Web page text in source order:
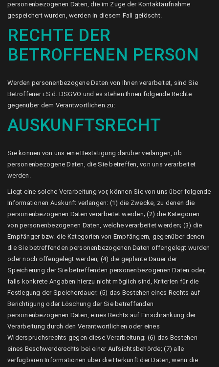
personenbezogenen Daten, die im Zuge der Kontaktaufnahme
gespeichert wurden, werden in diesem Fall gelöscht.
RECHTE DER
BETROFFENEN PERSON
Werden personenbezogene Daten von Ihnen verarbeitet, sind Sie
Betroffener i.S.d. DSGVO und es stehen Ihnen folgende Rechte
gegenüber dem Verantwortlichen zu:
AUSKUNFTSRECHT
Sie können von uns eine Bestätigung darüber verlangen, ob
personenbezogene Daten, die Sie betreffen, von uns verarbeitet
werden.
Liegt eine solche Verarbeitung vor, können Sie von uns über folgende
Informationen Auskunft verlangen: (1) die Zwecke, zu denen die
personenbezogenen Daten verarbeitet werden; (2) die Kategorien
von personenbezogenen Daten, welche verarbeitet werden; (3) die
Empfänger bzw. die Kategorien von Empfängern, gegenüber denen
die Sie betreffenden personenbezogenen Daten offengelegt wurden
oder noch offengelegt werden; (4) die geplante Dauer der
Speicherung der Sie betreffenden personenbezogenen Daten oder,
falls konkrete Angaben hierzu nicht möglich sind, Kriterien für die
Festlegung der Speicherdauer; (5) das Bestehen eines Rechts auf
Berichtigung oder Löschung der Sie betreffenden
personenbezogenen Daten, eines Rechts auf Einschränkung der
Verarbeitung durch den Verantwortlichen oder eines
Widerspruchsrechts gegen diese Verarbeitung; (6) das Bestehen
eines Beschwerderechts bei einer Aufsichtsbehörde; (7) alle
verfügbaren Informationen über die Herkunft der Daten, wenn die